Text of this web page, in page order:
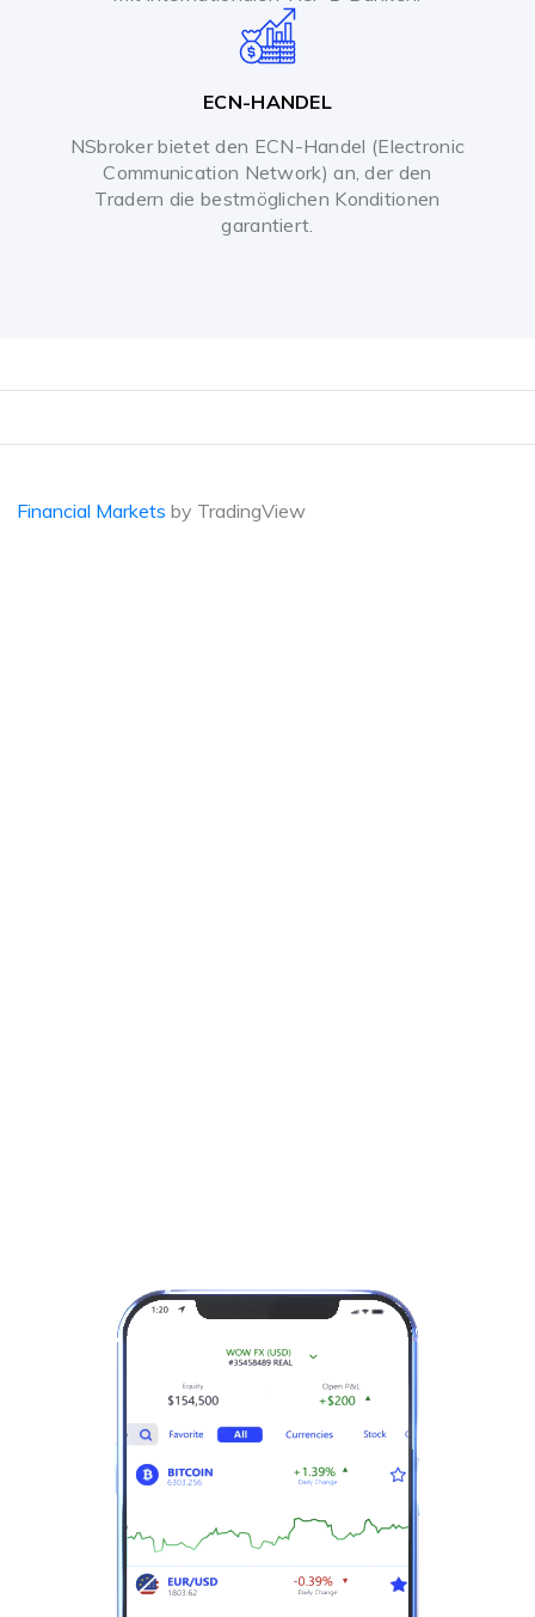
ECN-HANDEL
NSbroker bietet den ECN-Handel (Electronic
Communication Network) an, der den
Tradern die bestmöglichen Konditionen
garantiert.
Financial Markets by TradingView